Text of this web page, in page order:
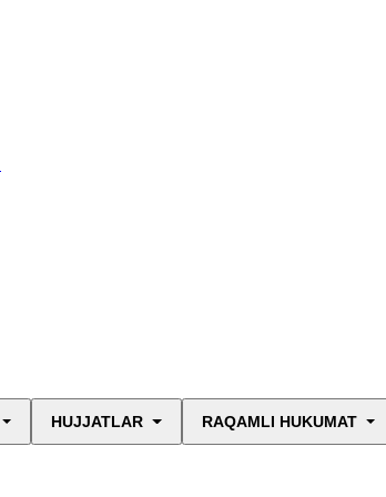
HUJJATLAR RAQAMLI HUKUMAT